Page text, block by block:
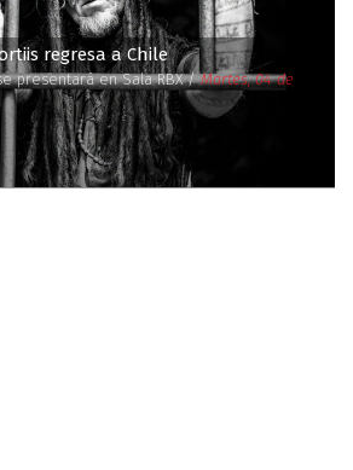
regresa a Chile
presentará en Sala RBX /Martes, 04 de